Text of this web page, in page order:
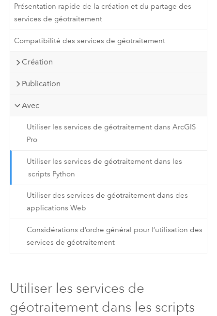
Présentation rapide de la création et du partage des
services de géotraitement
Compatibilité des services de géotraitement
Création
Publication
Avec
Utiliser les services de géotraitement dans ArcGIS
Pro
Utiliser les services de géotraitement dans les
scripts Python
Utiliser des services de géotraitement dans des
applications Web
Considérations d’ordre général pour l’utilisation des
services de géotraitement
Utiliser les services de
géotraitement dans les scripts